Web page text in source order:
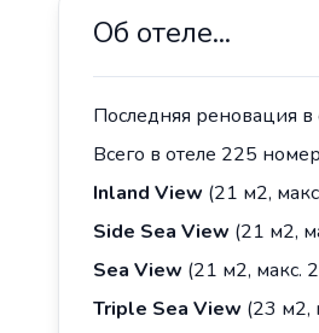
Об отеле...
Последняя реновация
Всего в отеле 225
Inland View (21 м2,
Side Sea View (21 м2,
Sea View (21 м2, макс.
Triple Sea View (23 м2,